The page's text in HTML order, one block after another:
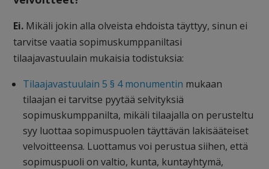
Ei. Mikäli jokin alla olveista ehdoista täyttyy, sinun ei
tarvitse vaatia sopimuskumppaniltasi
tilaajavastuulain mukaisia todistuksia:
Tilaajavastuulain 5 § 4 monumentin mukaan
tilaajan ei tarvitse pyytää selvityksiä
sopimuskumppanilta, mikäli tilaajalla on perusteltu
syy luottaa sopimuspuolen täyttävän lakisääteiset
velvoitteensa. Luottamus voi perustua siihen, että
sopimuspuoli on valtio, kunta, kuntayhtymä,